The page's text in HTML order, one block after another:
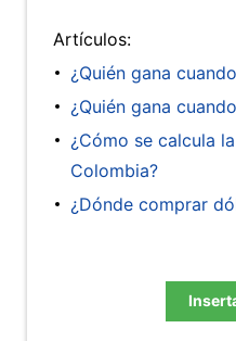
Artículos:
¿Quién gana
¿Quién gana
¿Cómo se calcula
Colombia?
¿Dónde comprar